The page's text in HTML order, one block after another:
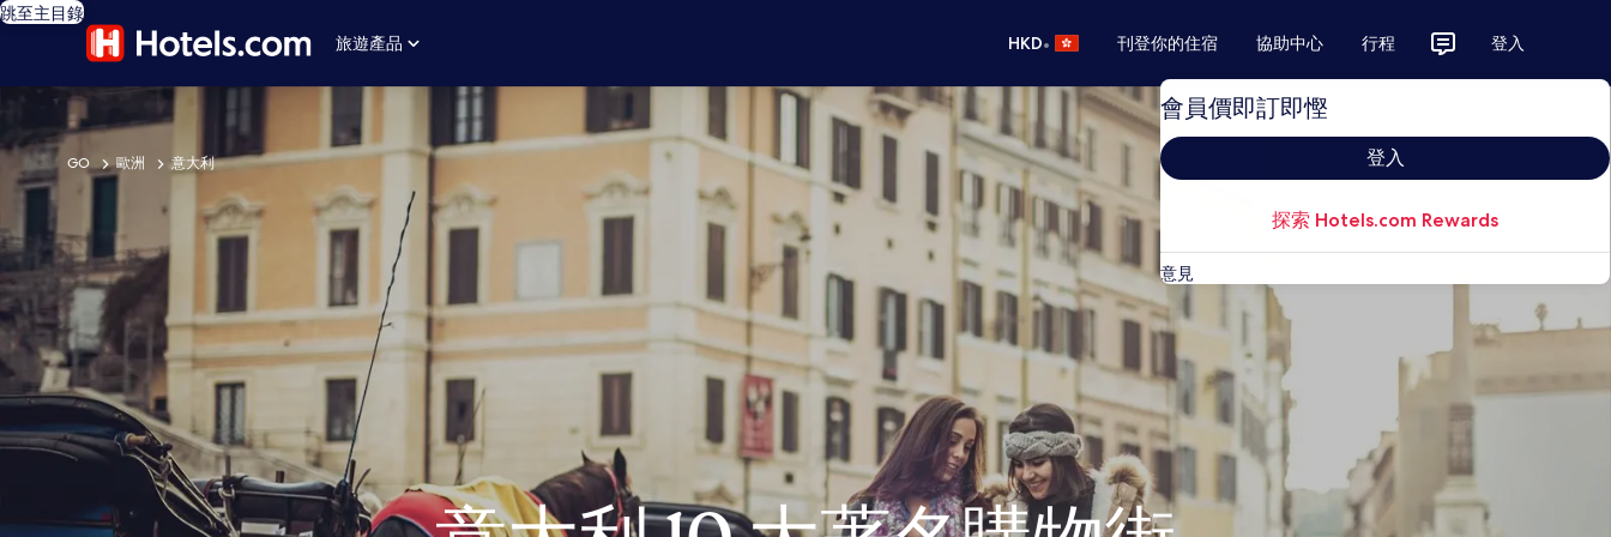
跳至主目錄
旅遊產品
HKD• 刊登你的住宿 協助中心 行程 登入
會員價即訂即慳
登入
探索 Hotels.com Rewards
意見
GO 歐洲 意大利